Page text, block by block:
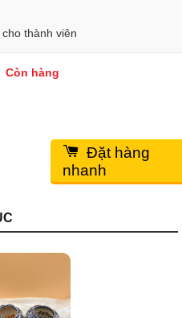
thành viên
Còn hàng
Đặt hàng
nhanh